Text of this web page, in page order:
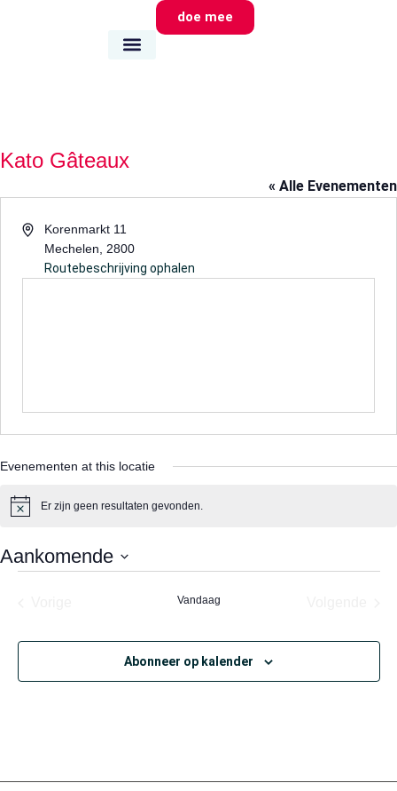
doe mee
Kato Gâteaux
« Alle Evenementen
AdresKorenmarkt 11
Mechelen
2800
Routebeschrijving ophalen
Evenementen at this locatie
BerichtEr zijn geen resultaten gevonden.
Aankomende
Selecteer
Vandaag
Abonneer op kalender